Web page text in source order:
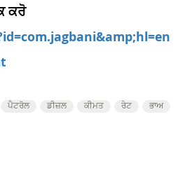
ਕਰੋ
ਪੈਟਰੋਲ ਡੀਜ਼ਲ ਕੀਮਤ ਰੇਟ ਭਾਅ